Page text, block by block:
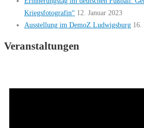
Kriegsfotografin“ 12. Januar 2023
Ausstellung im DemoZ Ludwigsburg 16.
Veranstaltungen